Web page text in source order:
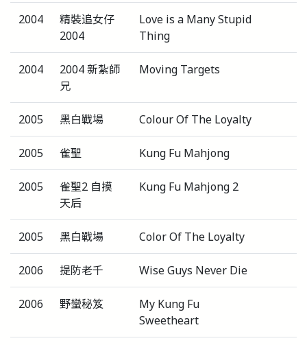
2004
精裝追女仔
2004
Love is a Many Stupid
Thing
2004
2004 新紮師
兄
Moving Targets
2005 黑白戰場 Colour Of The Loyalty
2005 雀聖 Kung Fu Mahjong
2005
雀聖2 自摸
天后
Kung Fu Mahjong 2
2005 黑白戰場 Color Of The Loyalty
2006 提防老千 Wise Guys Never Die
2006 野蠻秘笈
My Kung Fu
Sweetheart